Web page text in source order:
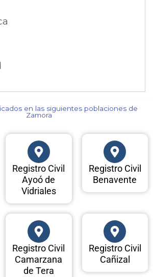
en las siguientes poblaciones de
Zamora​
Registro Civil
Ayoó de
Vidriales
Registro Civil
Benavente
Registro Civil
Camarzana
de Tera
Registro Civil
Cañizal